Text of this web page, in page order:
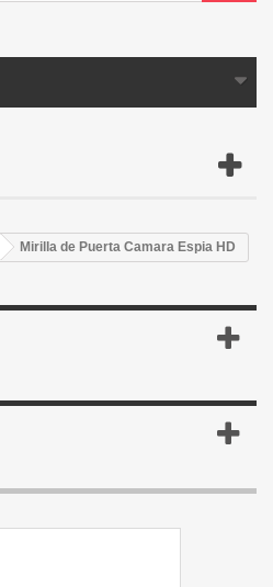
Mirilla de Puerta Camara Espia HD